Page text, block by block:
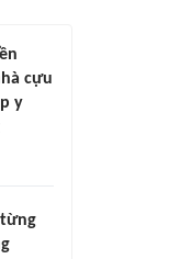
cựu
y
từng